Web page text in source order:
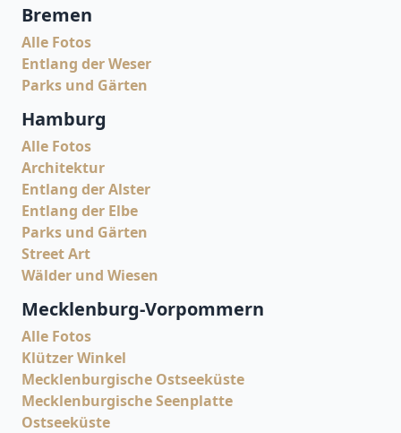
Bremen
Alle Fotos
Entlang der Weser
Parks und Gärten
Hamburg
Alle Fotos
Architektur
Entlang der Alster
Entlang der Elbe
Parks und Gärten
Street Art
Wälder und Wiesen
Mecklenburg-Vorpommern
Alle Fotos
Klützer Winkel
Mecklenburgische Ostseeküste
Mecklenburgische Seenplatte
Ostseeküste